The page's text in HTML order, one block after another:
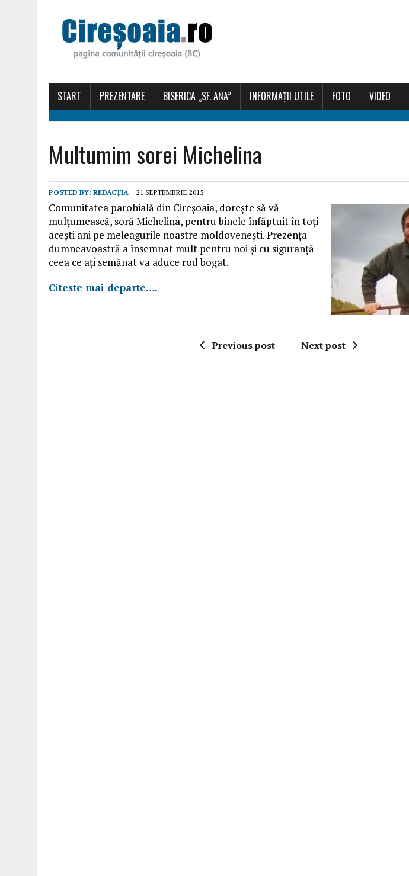
START PREZENTARE BISERICA „SF. ANA” INFORMAȚII UTILE FOTO VIDEO
Multumim sorei Michelina
POSTED BY: REDACȚIA 21 SEPTEMBRIE 2015
Comunitatea parohială din Cireșoaia, dorește să vă
mulțumească, soră Michelina, pentru binele înfăptuit în toți
acești ani pe meleagurile noastre moldovenești. Prezența
dumneavoastră a însemnat mult pentru noi și cu siguranță
ceea ce ați semănat va aduce rod bogat.
Citeste mai departe….
Previous post Next post